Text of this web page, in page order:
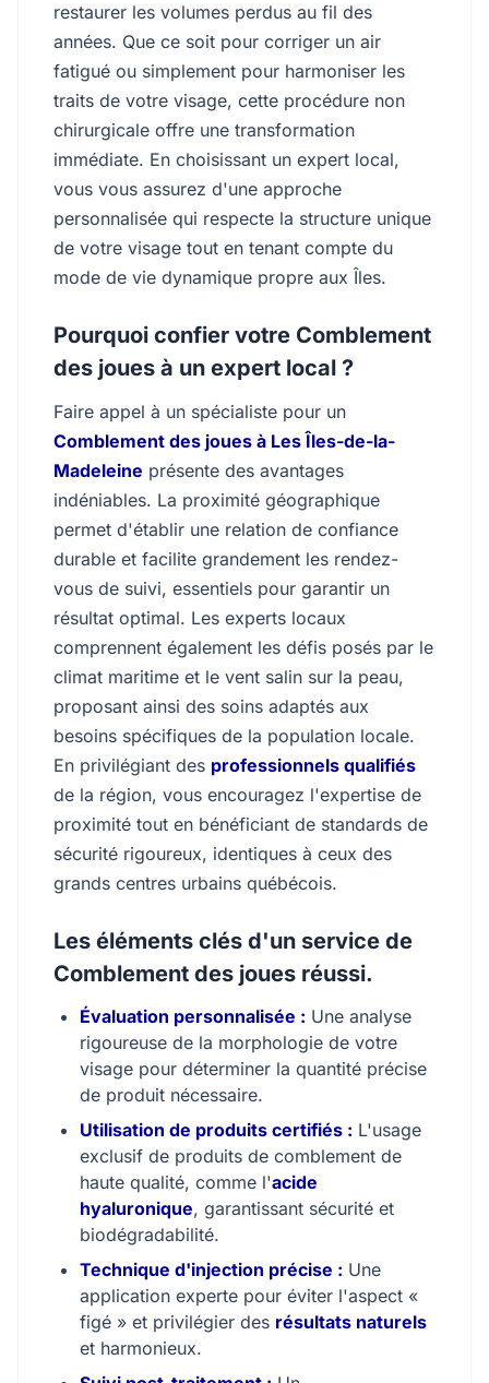
restaurer les volumes perdus au fil des
années. Que ce soit pour corriger un air
fatigué ou simplement pour harmoniser les
traits de votre visage, cette procédure non
chirurgicale offre une transformation
immédiate. En choisissant un expert local,
vous vous assurez d'une approche
personnalisée qui respecte la structure unique
de votre visage tout en tenant compte du
mode de vie dynamique propre aux Îles.
Pourquoi confier votre Comblement
des joues à un expert local ?
Faire appel à un spécialiste pour un
Comblement des joues à Les Îles-de-la-
Madeleine présente des avantages
indéniables. La proximité géographique
permet d'établir une relation de confiance
durable et facilite grandement les rendez-
vous de suivi, essentiels pour garantir un
résultat optimal. Les experts locaux
comprennent également les défis posés par le
climat maritime et le vent salin sur la peau,
proposant ainsi des soins adaptés aux
besoins spécifiques de la population locale.
En privilégiant des professionnels qualifiés
de la région, vous encouragez l'expertise de
proximité tout en bénéficiant de standards de
sécurité rigoureux, identiques à ceux des
grands centres urbains québécois.
Les éléments clés d'un service de
Comblement des joues réussi.
Évaluation personnalisée : Une analyse
rigoureuse de la morphologie de votre
visage pour déterminer la quantité précise
de produit nécessaire.
Utilisation de produits certifiés : L'usage
exclusif de produits de comblement de
haute qualité, comme l'acide
hyaluronique, garantissant sécurité et
biodégradabilité.
Technique d'injection précise : Une
application experte pour éviter l'aspect «
figé » et privilégier des résultats naturels
et harmonieux.